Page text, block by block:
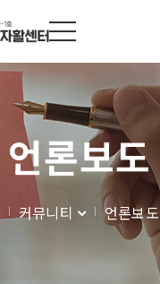
언론보도
커뮤니티 언론보도